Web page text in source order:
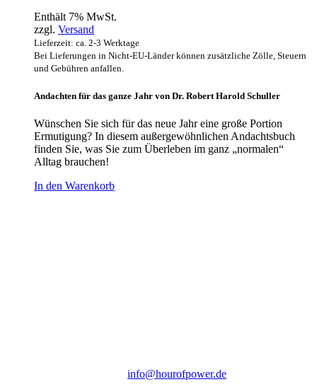
Enthält 7% MwSt.
zzgl. Versand
Lieferzeit: ca. 2-3 Werktage
Bei Lieferungen in Nicht-EU-Länder können zusätzliche Zölle, Steuern
und Gebühren anfallen.
Andachten für das ganze Jahr von Dr. Robert Harold Schuller
Wünschen Sie sich für das neue Jahr eine große Portion
Ermutigung? In diesem außergewöhnlichen Andachtsbuch
finden Sie, was Sie zum Überleben im ganz „normalen“
Alltag brauchen!
In den Warenkorb
info@hourofpower.de